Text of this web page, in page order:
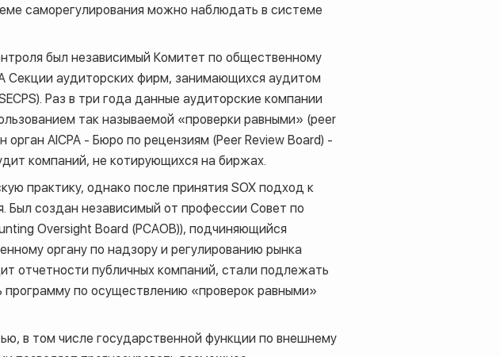
саморегулирования можно наблюдать в системе
был независимый Комитет по общественному
Секции аудиторских фирм, занимающихся аудитом
). Раз в три года данные аудиторские компании
так называемой «проверки равными» (peer
органAICPA - Бюро по рецензиям (Peer Review Board) -
компаний, не котирующихся на биржах.
практику, однако после принятияSOX подход к
создан независимый от профессии Совет по
Oversight Board (PCAOB)), подчиняющийся
органу по надзору и регулированию рынка
отчетности публичных компаний, стали подлежать
программу по осуществлению «проверок равными»
в том числе государственной функции по внешнему